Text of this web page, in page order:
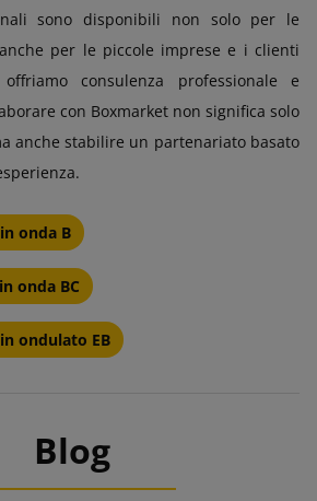
sono disponibili non solo per le
per le piccole imprese e i clienti
consulenza professionale e
con Boxmarket non significa solo
anche stabilire un partenariato basato
onda B
onda BC
ondulato EB
Blog